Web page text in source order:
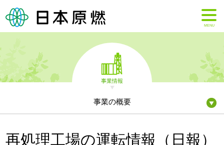
MENU
事業情報
事業の概要
再処理工場の運転情報（日報）